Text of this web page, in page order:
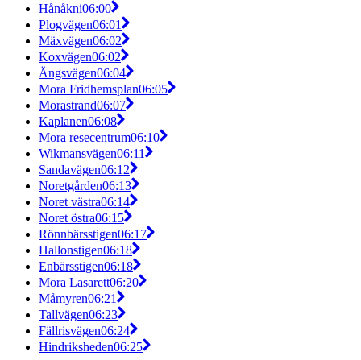
Hånåkni06:00
Plogvägen06:01
Mäxvägen06:02
Koxvägen06:02
Ängsvägen06:04
Mora Fridhemsplan06:05
Morastrand06:07
Kaplanen06:08
Mora resecentrum06:10
Wikmansvägen06:11
Sandavägen06:12
Noretgården06:13
Noret västra06:14
Noret östra06:15
Rönnbärsstigen06:17
Hallonstigen06:18
Enbärsstigen06:18
Mora Lasarett06:20
Måmyren06:21
Tallvägen06:23
Fällrisvägen06:24
Hindriksheden06:25